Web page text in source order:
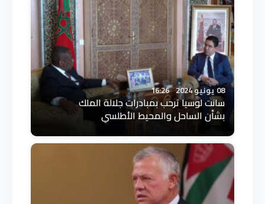
08 يونيو 2024 16:26
سانت لوسيا ترحب بمبادرات جلالة الملك
بشأن الساحل والمحيط الأطلسي